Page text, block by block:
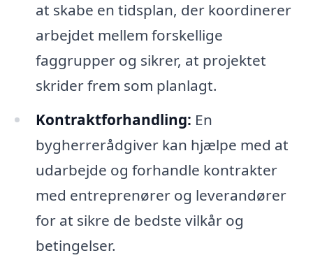
at skabe en tidsplan, der koordinerer
arbejdet mellem forskellige
faggrupper og sikrer, at projektet
skrider frem som planlagt.
Kontraktforhandling: En
bygherrerådgiver kan hjælpe med at
udarbejde og forhandle kontrakter
med entreprenører og leverandører
for at sikre de bedste vilkår og
betingelser.